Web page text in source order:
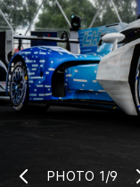
PHOTO 1/9